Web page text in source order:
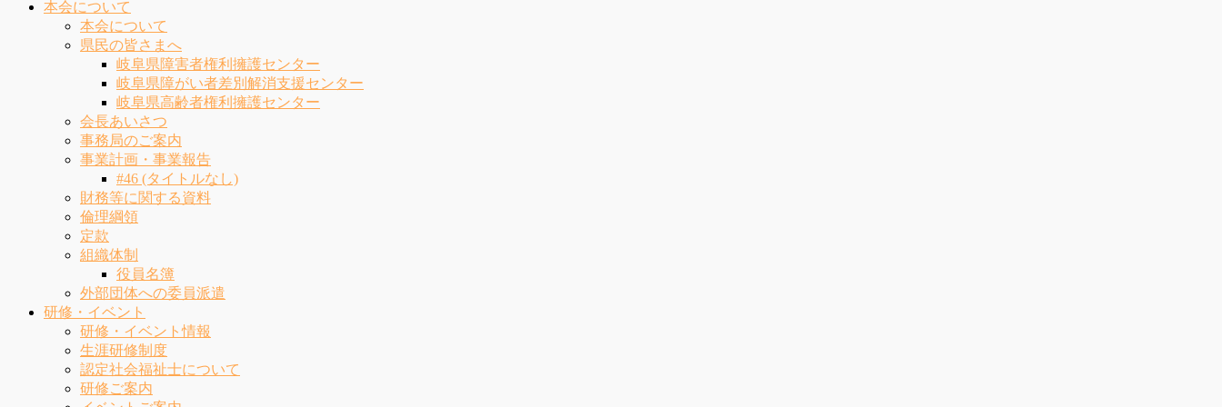
本会について
本会について
県民の皆さまへ
岐阜県障害者権利擁護センター
岐阜県障がい者差別解消支援センター
岐阜県高齢者権利擁護センター
会長あいさつ
事務局のご案内
事業計画・事業報告
#46 (タイトルなし)
財務等に関する資料
倫理綱領
定款
組織体制
役員名簿
外部団体への委員派遣
研修・イベント
研修・イベント情報
生涯研修制度
認定社会福祉士について
研修ご案内